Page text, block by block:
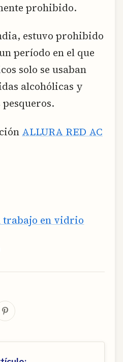
prohibido.
estuvo prohibido
período en el que
solo se usaban
alcohólicas y
ALLURA RED AC
trabajo en vidrio